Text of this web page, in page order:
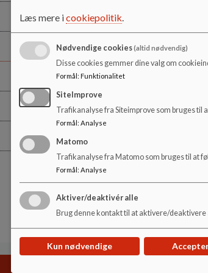
Vi har alle et fælles
velfungerede. Det er
God omgangstone: Vi
med respekt.
Fysiske rammer
: Vi
hinanden med at
Eleverne
møder til
Godkendt i Skolebestyrelsen
September 2022
Tages op igen september
Læs mere icookiepolitik.
Nødvendige cookies(altid nødvendig)
Disse cookies gemmer dine valg om
Formål : Funktionalitet
SiteImprove
Trafikanalyse fra Siteimprove som bruges til
Formål : Analyse
Matomo
Trafikanalyse fra Matomo som bruges til at
Formål: Analyse
Aktiver/deaktivér alle
Brug denne kontakt til at aktivere/deaktivere
Kun nødvendige